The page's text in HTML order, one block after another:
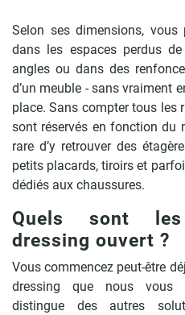
Selon ses dimensions, vous
dans les espaces perdus
angles ou dans des
d’un meuble - sans vraiment
place. Sans compter tous les
sont réservés en fonction du
rare d’y retrouver des
petits placards, tiroirs et
dédiés aux chaussures.
Quels sont
dressing ouvert ?
Vous commencez peut-être
dressing que nous vous
distingue des autres